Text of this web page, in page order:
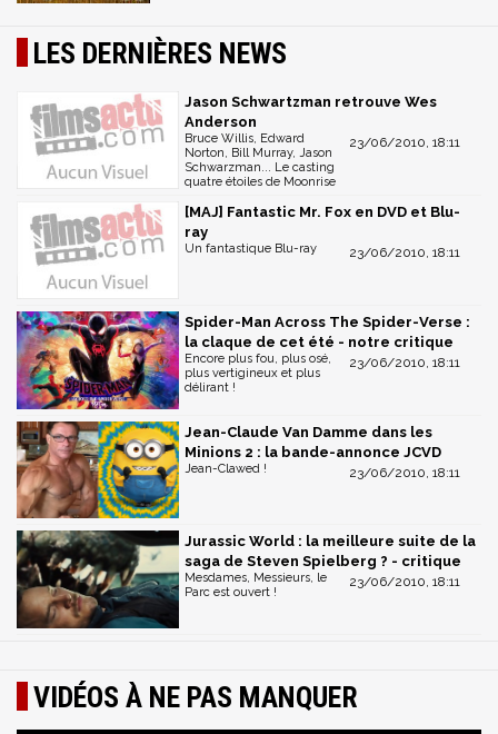
LES DERNIÈRES NEWS
Jason Schwartzman retrouve Wes
Anderson
23/06/2010, 18:11
Bruce Willis, Edward
Norton, Bill Murray, Jason
Schwarzman... Le casting
quatre étoiles de Moonrise
[MAJ] Fantastic Mr. Fox en DVD et Blu-
ray
23/06/2010, 18:11
Un fantastique Blu-ray
Spider-Man Across The Spider-Verse :
la claque de cet été - notre critique
23/06/2010, 18:11
Encore plus fou, plus osé,
plus vertigineux et plus
délirant !
Jean-Claude Van Damme dans les
Minions 2 : la bande-annonce JCVD
23/06/2010, 18:11
Jean-Clawed !
Jurassic World : la meilleure suite de la
saga de Steven Spielberg ? - critique
23/06/2010, 18:11
Mesdames, Messieurs, le
Parc est ouvert !
VIDÉOS À NE PAS MANQUER